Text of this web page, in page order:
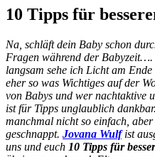
10 Tipps für
Na, schläft dein Baby schon
Fragen während der Babyzeit….
langsam sehe ich Licht am
eher so was Wichtiges auf der
von Babys und wer nachtaktive
ist für Tipps unglaublich
manchmal nicht so einfach,
geschnappt. Jovana Wulfist
uns und euch 10 Tipps für